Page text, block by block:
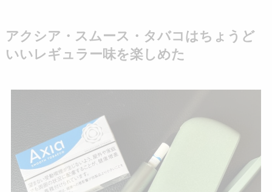
アクシア・スムース・タバコはちょうど
いいレギュラー味を楽しめた